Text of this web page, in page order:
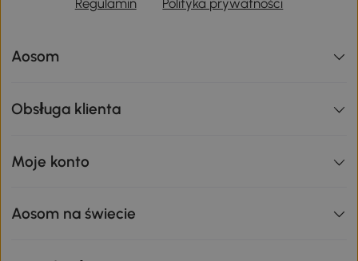
Aosom
Obsługa klienta
Moje konto
Aosom na świecie